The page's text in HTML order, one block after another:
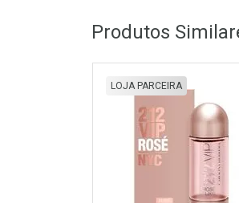
Produtos
LOJA PARCEIRA